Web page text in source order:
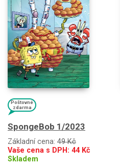
Poštovné
zdarma
SpongeBob 1/2023
Základní cena: 49 Kč
Vaše cena s DPH: 44Kč
Skladem